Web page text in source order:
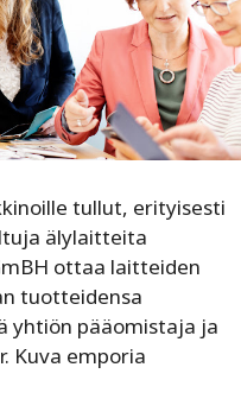
tullut, erityisesti
älylaitteita
ottaa laitteiden
tuotteidensa
yhtiön pääomistaja ja
Kuva emporia